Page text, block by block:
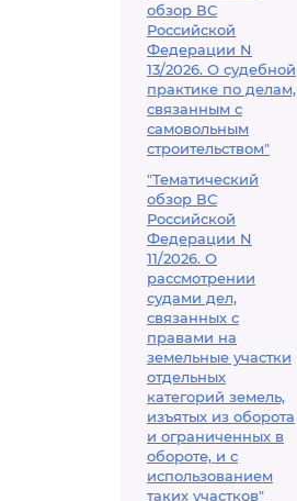
обзор ВС
Российской
Федерации N
13/2026. О судебной
практике по делам,
связанным с
самовольным
строительством"
"Тематический
обзор ВС
Российской
Федерации N
11/2026. О
рассмотрении
судами дел,
связанных с
правами на
земельные участки
отдельных
категорий земель,
изъятых из оборота
и ограниченных в
обороте, и с
использованием
таких участков"